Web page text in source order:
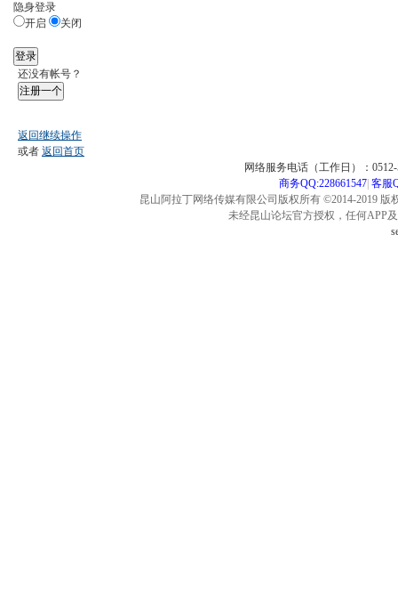
隐身登录
开启
关闭
登录
还没有帐号？
注册一个
返回继续操作
或者 返回首页
网络服务电话（工作日）：
商务QQ:228661547| 客服
昆山阿拉丁网络传媒有限公司版权所有 ©2014-2019
未经昆山论坛官方授权，任何APP